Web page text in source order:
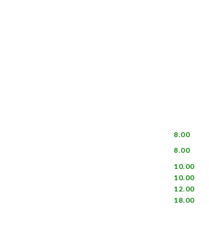
8.00
8.00
10.00
10.00
12.00
18.00